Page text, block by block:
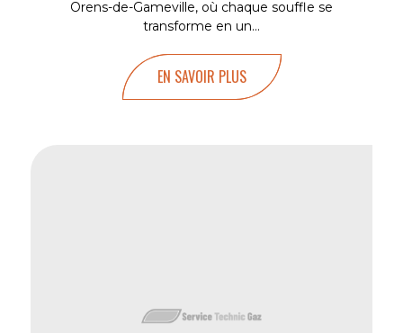
Orens-de-Gameville, où chaque souffle se
transforme en un...
EN SAVOIR PLUS